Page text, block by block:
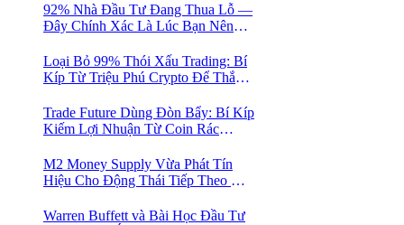
92% Nhà Đầu Tư Đang Thua Lỗ —
Đây Chính Xác Là Lúc Bạn Nên
Loại Bỏ 99% Thói Xấu Trading: Bí
Kíp Từ Triệu Phú Crypto Để Thắng
Trade Future Dùng Đòn Bẩy: Bí Kíp
Kiếm Lợi Nhuận Từ Coin Rác
Bán Khống
M2 Money Supply Vừa Phát Tín
Hiệu Cho Động Thái Tiếp Theo Của
Trader Đang Bỏ Lỡ! 🚀
Warren Buffett và Bài Học Đầu Tư